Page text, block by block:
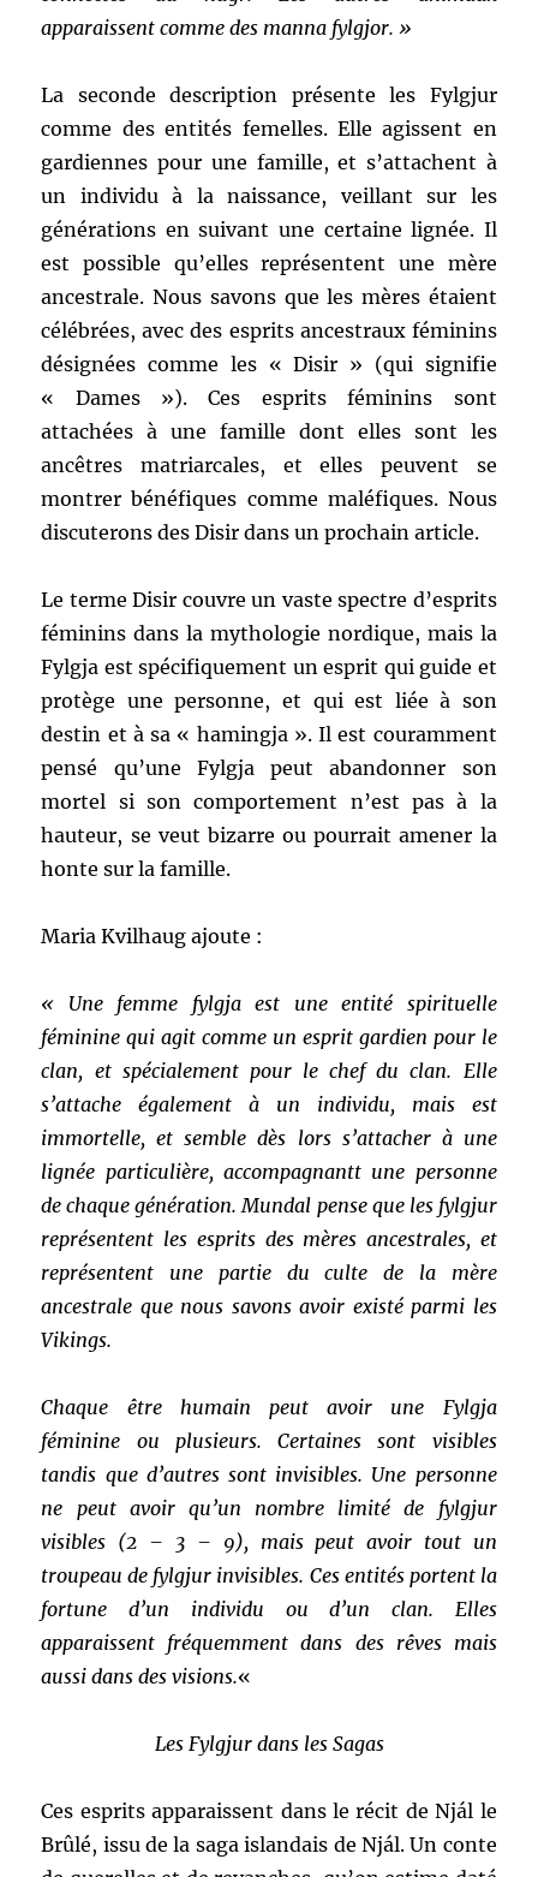
apparaissent comme des manna fylgjor. »
La seconde description présente les Fylgjur
comme des entités femelles. Elle agissent en
gardiennes pour une famille, et s’attachent à
un individu à la naissance, veillant sur les
générations en suivant une certaine lignée. Il
est possible qu’elles représentent une mère
ancestrale. Nous savons que les mères étaient
célébrées, avec des esprits ancestraux féminins
désignées comme les « Disir » (qui signifie
« Dames »). Ces esprits féminins sont
attachées à une famille dont elles sont les
ancêtres matriarcales, et elles peuvent se
montrer bénéfiques comme maléfiques. Nous
discuterons des Disir dans un prochain article.
Le terme Disir couvre un vaste spectre d’esprits
féminins dans la mythologie nordique, mais la
Fylgja est spécifiquement un esprit qui guide et
protège une personne, et qui est liée à son
destin et à sa « hamingja ». Il est couramment
pensé qu’une Fylgja peut abandonner son
mortel si son comportement n’est pas à la
hauteur, se veut bizarre ou pourrait amener la
honte sur la famille.
Maria Kvilhaug ajoute :
« Une femme fylgja est une entité spirituelle
féminine qui agit comme un esprit gardien pour le
clan, et spécialement pour le chef du clan. Elle
s’attache également à un individu, mais est
immortelle, et semble dès lors s’attacher à une
lignée particulière, accompagnantt une personne
de chaque génération. Mundal pense que les fylgjur
représentent les esprits des mères ancestrales, et
représentent une partie du culte de la mère
ancestrale que nous savons avoir existé parmi les
Vikings.
Chaque être humain peut avoir une Fylgja
féminine ou plusieurs. Certaines sont visibles
tandis que d’autres sont invisibles. Une personne
ne peut avoir qu’un nombre limité de fylgjur
visibles (2 – 3 – 9), mais peut avoir tout un
troupeau de fylgjur invisibles. Ces entités portent la
fortune d’un individu ou d’un clan. Elles
apparaissent fréquemment dans des rêves mais
aussi dans des visions.«
Les Fylgjur dans les Sagas
Ces esprits apparaissent dans le récit de Njál le
Brûlé, issu de la saga islandais de Njál. Un conte